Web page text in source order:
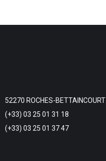
52270 ROCHES-BETTAINCOURT
(+33) 03 25 01 31 18
(+33) 03 25 01 37 47